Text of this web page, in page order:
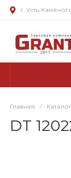
г. Усть-
Главная /
DT